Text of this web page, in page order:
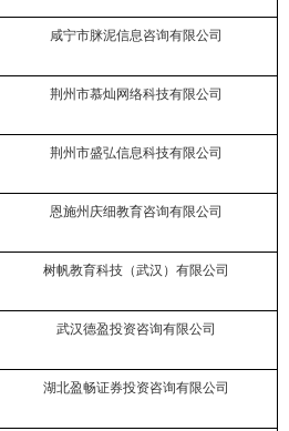
咸宁市脒泥信息咨询有限公司
荆州市慕灿网络科技有限公司
荆州市盛弘信息科技有限公司
恩施州庆细教育咨询有限公司
树帆教育科技（武汉）有限公司
武汉德盈投资咨询有限公司
湖北盈畅证券投资咨询有限公司